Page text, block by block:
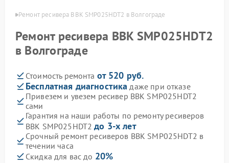
Ремонт ресивера BBK SMP025HDT2 в Волгограде
Ремонт ресивера BBK SMP025HDT2
в Волгограде
Стоимость ремонта от 520 руб.
Бесплатная диагностика даже при отказе
Привезем и увезем ресивер BBK SMP025HDT2
сами
Гарантия на наши работы по ремонту ресиверов
BBK SMP025HDT2до 3-х лет
Срочный ремонт ресиверов BBK SMP025HDT2 в
течении часа
Скидка для вас до 20%